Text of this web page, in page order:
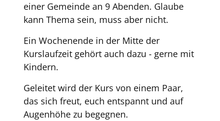
einer Gemeinde an 9 Abenden. Glaube
kann Thema sein, muss aber nicht.
Ein Wochenende in der Mitte der
Kurslaufzeit gehört auch dazu - gerne mit
Kindern.
Geleitet wird der Kurs von einem Paar,
das sich freut, euch entspannt und auf
Augenhöhe zu begegnen.